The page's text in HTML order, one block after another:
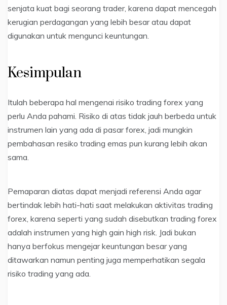
senjata kuat bagi seorang trader, karena dapat mencegah
kerugian perdagangan yang lebih besar atau dapat
digunakan untuk mengunci keuntungan.
Kesimpulan
Itulah beberapa hal mengenai risiko trading forex yang
perlu Anda pahami. Risiko di atas tidak jauh berbeda untuk
instrumen lain yang ada di pasar forex, jadi mungkin
pembahasan resiko trading emas pun kurang lebih akan
sama.
Pemaparan diatas dapat menjadi referensi Anda agar
bertindak lebih hati-hati saat melakukan aktivitas trading
forex, karena seperti yang sudah disebutkan trading forex
adalah instrumen yang high gain high risk. Jadi bukan
hanya berfokus mengejar keuntungan besar yang
ditawarkan namun penting juga memperhatikan segala
risiko trading yang ada.